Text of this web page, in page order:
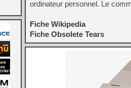
ordinateur personnel. Le
Fiche Wikipedia
Fiche Obsolete Tears